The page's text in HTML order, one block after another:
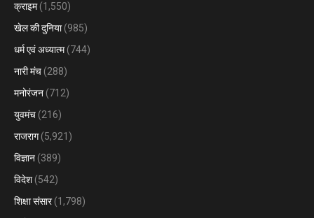
क्राइम(1,550)
खेल की दुनिया(985)
धर्म एवं अध्यात्म(744)
नारी मंच (288)
मनोरंजन (712)
युवमंच (216)
राजराग(5,921)
विज्ञान (389)
विदेश (542)
शिक्षा संसार(1,798)